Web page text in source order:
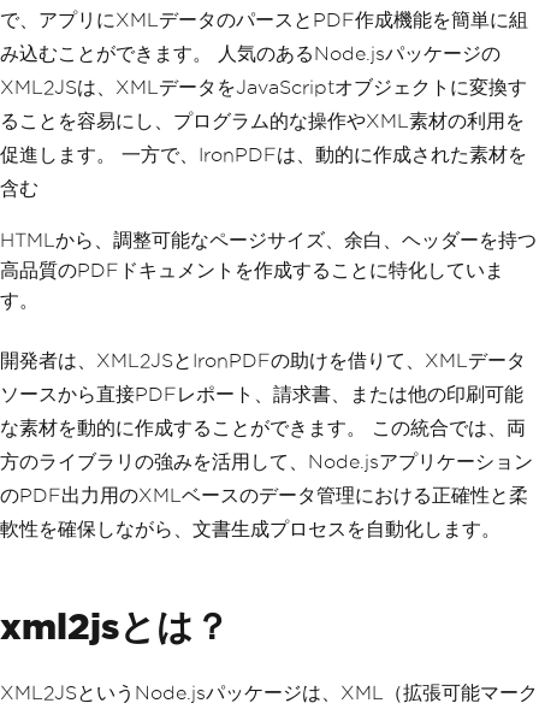
で、アプリにXMLデータのパースとPDF作成機能を簡単に組
み込むことができます。 人気のあるNode.jsパッケージの
XML2JSは、XMLデータをJavaScriptオブジェクトに変換す
ることを容易にし、プログラム的な操作やXML素材の利用を
促進します。 一方で、IronPDFは、動的に作成された素材を
含む
HTMLから、調整可能なページサイズ、余白、ヘッダーを持つ
高品質のPDFドキュメントを作成することに特化していま
す。
開発者は、XML2JSとIronPDFの助けを借りて、XMLデータ
ソースから直接PDFレポート、請求書、または他の印刷可能
な素材を動的に作成することができます。 この統合では、両
方のライブラリの強みを活用して、Node.jsアプリケーション
のPDF出力用のXMLベースのデータ管理における正確性と柔
軟性を確保しながら、文書生成プロセスを自動化します。
xml2jsとは？
XML2JSというNode.jsパッケージは、XML（拡張可能マーク